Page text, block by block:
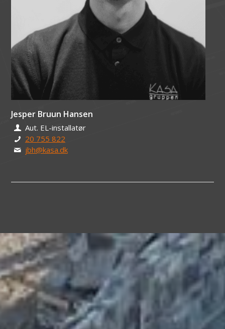
Jesper Bruun Hansen
Aut. EL-installatør
20 755 822
jbh@kasa.dk